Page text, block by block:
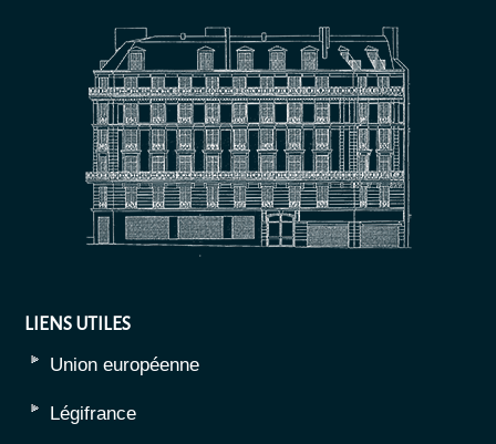
LIENS UTILES
Union européenne
Légifrance